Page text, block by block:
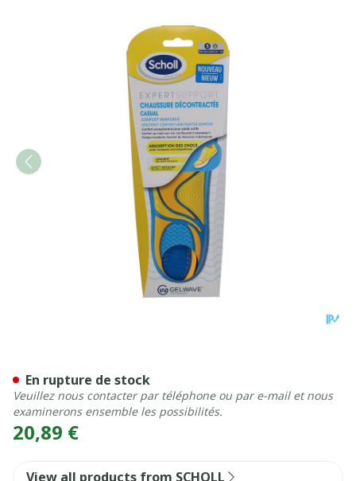
20,89 €
En rupture de stock
Veuillez nous contacter par téléphone ou par e-mail et nous
examinerons ensemble les possibilités.
View all products from SCHOLL